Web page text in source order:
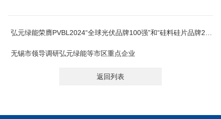
无锡市领导调研弘元绿能等市区重点企业
返回列表